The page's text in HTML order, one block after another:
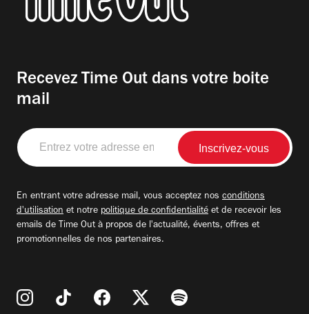
Recevez Time Out dans votre boite
mail
Entrez
votre
adresse
En entrant votre adresse mail, vous acceptez nos conditions
d'utilisation et notre politique de confidentialité et de recevoir les
emails de Time Out à propos de l'actualité, évents, offres et
promotionnelles de nos partenaires.